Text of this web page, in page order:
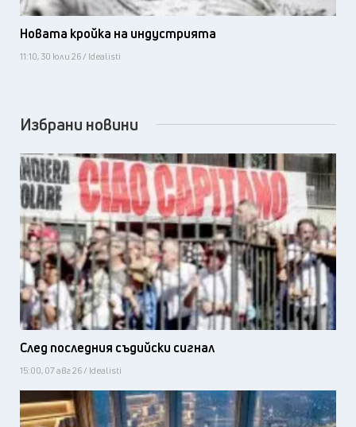
Новата кройка на индустрията
11:10, 30 юли 26 / Idealisti
Избрани новини
След последния съдийски сигнал
15:00, 07 авг 26 / Idealisti